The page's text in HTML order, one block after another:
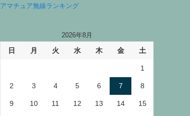
アマチュア無線ランキング
2026年8月
日 月 火 水 木 金 土
1
2 3 4 5 6 7 8
9 10 11 12 13 14 15